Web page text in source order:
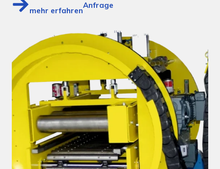
mehr erfahren
Anfrage